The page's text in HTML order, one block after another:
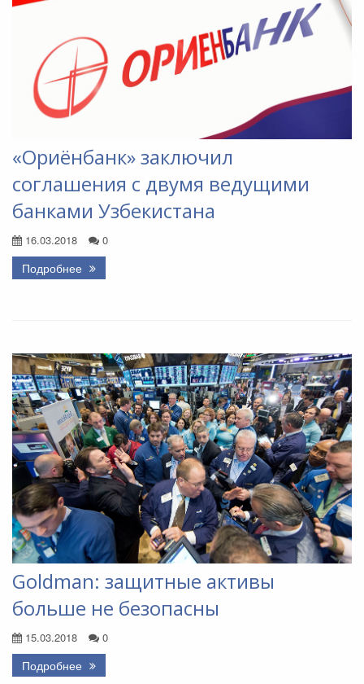
«Ориёнбанк» заключил
соглашения с двумя ведущими
банками Узбекистана
16.03.2018 0
Подробнее
Goldman: защитные активы
больше не безопасны
15.03.2018 0
Подробнее